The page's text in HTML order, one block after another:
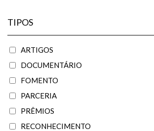
TIPOS
ARTIGOS
DOCUMENTÁRIO
FOMENTO
PARCERIA
PRÊMIOS
RECONHECIMENTO